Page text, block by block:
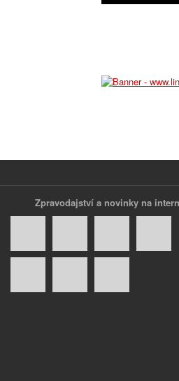
Zpravodajství a novinky na